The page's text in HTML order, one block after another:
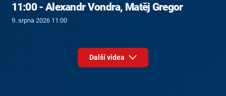
11:00 - Alexandr Vondra, Matěj Gregor
9. srpna 2026 11:00
Další videa